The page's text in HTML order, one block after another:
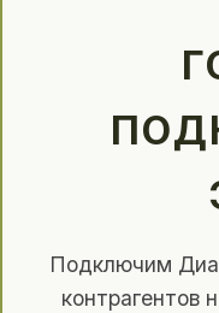
Подключим
контрагентов